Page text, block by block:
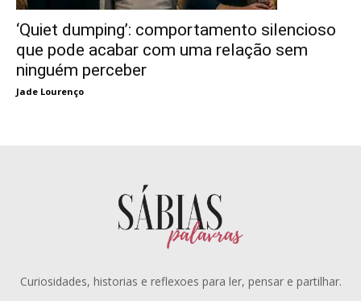
‘Quiet dumping’: comportamento silencioso
que pode acabar com uma relação sem
ninguém perceber
Jade Lourenço
Curiosidades, historias e reflexoes para ler, pensar e partilhar.